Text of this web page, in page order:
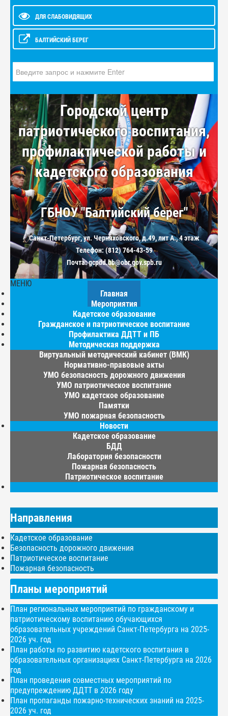
ДЛЯ СЛАБОВИДЯЩИХ
БАЛТИЙСКИЙ БЕРЕГ
Городской центр
патриотического воспитания,
профилактической работы и
кадетского образования
ГБНОУ "Балтийский берег"
Санкт-Петербург, ул. Черняховского, д.49, лит А., 4 этаж
Телефон: (812) 764-43-59
Почта: gcpdd.bb@obr.gov.spb.ru
МЕНЮ
Главная
Мероприятия
Кадетское образование
Гражданское и патриотическое воспитание
Профилактика ДДТТ и ПБ
Методическая поддержка
Виртуальный методический кабинет (ВМК)
Нормативно-правовые акты
УМО безопасность дорожного движения
УМО патриотическое воспитание
УМО кадетское образование
Памятки
УМО пожарная безопасность
Новости
Кадетское образование
БДД
Лаборатория безопасности
Пожарная безопасность
Патриотическое воспитание
Направления
Кадетское образование
Безопасность дорожного движения
Патриотическое воспитание
Пожарная безопасность
Планы мероприятий
План региональных мероприятий по гражданскому и
патриотическому воспитанию обучающихся
образовательных учреждений Санкт-Петербурга на 2025-
2026 уч. год
План работы по развитию кадетского воспитания в
образовательных организациях Санкт-Петербурга на 2026
год
План проведения совместных мероприятий по
предупреждению ДДТТ в 2026 году
План пропаганды пожарно-технических знаний на 2025-
2026 уч. год